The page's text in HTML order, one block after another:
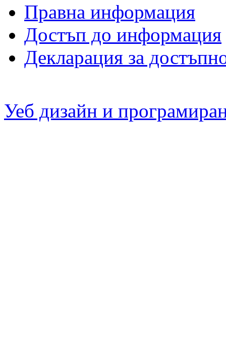
Правна информация
Достъп до информация
Декларация за
Уеб дизайн и